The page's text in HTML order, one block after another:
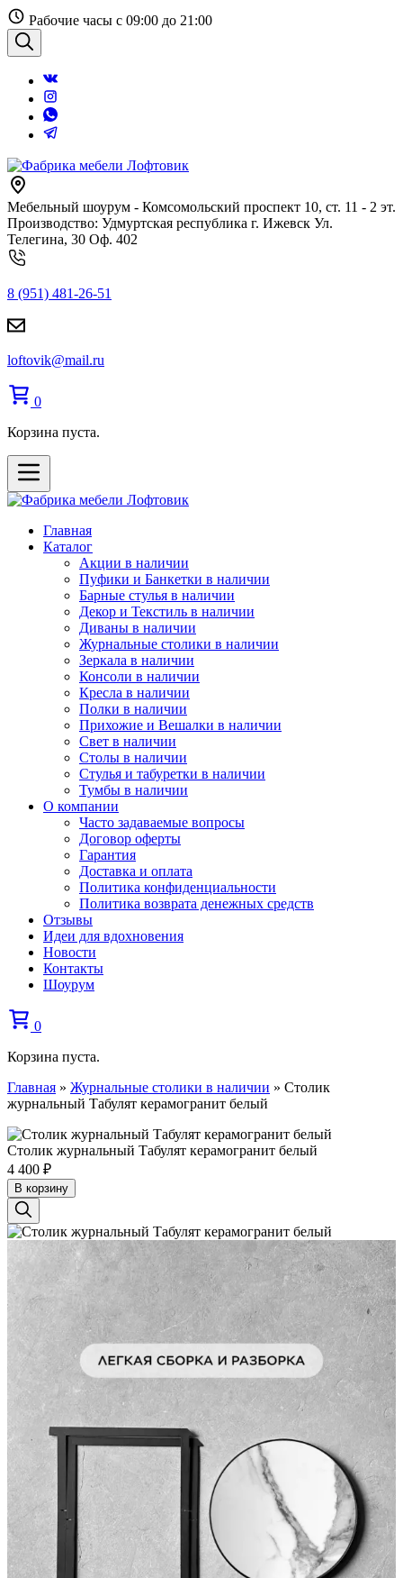
Перейти
к
содержанию
Рабочие часы с 09:00 до 21:00
Поиск
Мебельный шоурум - Комсомольский проспект 10, ст. 11 - 2 эт.
Производство: Удмуртская республика г. Ижевск Ул.
Телегина, 30 Оф. 402
8 (951) 481-26-51
loftovik@mail.ru
0
Корзина пуста.
Главная
Каталог
Акции в наличии
Пуфики и Банкетки в наличии
Барные стулья в наличии
Декор и Текстиль в наличии
Диваны в наличии
Журнальные столики в наличии
Зеркала в наличии
Консоли в наличии
Кресла в наличии
Полки в наличии
Прихожие и Вешалки в наличии
Свет в наличии
Столы в наличии
Стулья и табуретки в наличии
Тумбы в наличии
О компании
Часто задаваемые вопросы
Договор оферты
Гарантия
Доставка и оплата
Политика конфиденциальности
Политика возврата денежных средств
Отзывы
Идеи для вдохновения
Новости
Контакты
Шоурум
0
Корзина пуста.
Главная » Журнальные столики в наличии » Столик
журнальный Табулят керамогранит белый
Столик журнальный Табулят керамогранит белый
4 400 ₽
В корзину